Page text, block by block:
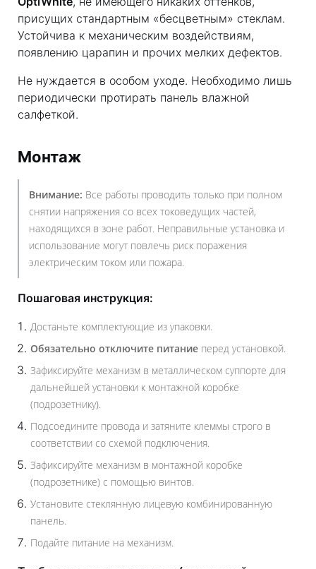
присущих стандартным «бесцветным» стеклам.
Устойчива к механическим воздействиям,
появлению царапин и прочих мелких дефектов.
Не нуждается в особом уходе. Необходимо лишь
периодически протирать панель влажной
салфеткой.
Монтаж
Внимание: Все работы проводить только при полном
снятии напряжения со всех токоведущих частей,
находящихся в зоне работ. Неправильные установка и
использование могут повлечь риск поражения
электрическим током или пожара.
Пошаговая инструкция:
Достаньте комплектующие из упаковки.
Обязательно отключите питание перед установкой.
Зафиксируйте механизм в металлическом суппорте для
дальнейшей установки к монтажной коробке
(подрозетнику).
Подсоедините провода и затяните клеммы строго в
соответствии со схемой подключения.
Зафиксируйте механизм в монтажной коробке
(подрозетнике) с помощью винтов.
Установите стеклянную лицевую комбинированную
панель.
Подайте питание на механизм.